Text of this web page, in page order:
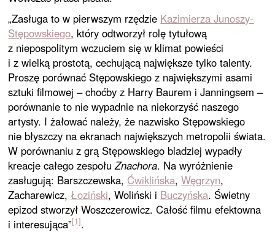
„Zasługa to w pierwszym rzędzie Kazimierza Junoszy-
Stępowskiego, który odtworzył rolę tytułową
z niepospolitym wczuciem się w klimat powieści
i z wielką prostotą, cechującą największe tylko talenty.
Proszę porównać Stępowskiego z największymi asami
sztuki filmowej – choćby z Harry Baurem i Janningsem –
porównanie to nie wypadnie na niekorzyść naszego
artysty. I żałować należy, że nazwisko Stępowskiego
nie błyszczy na ekranach największych metropolii świata.
W porównaniu z grą Stępowskiego bladziej wypadły
kreacje całego zespołuZnachora. Na wyróżnienie
zasługują: Barszczewska, Ćwiklińska,Węgrzyn,
Zacharewicz, Łoziński, Woliński i Buczyńska. Świetny
epizod stworzył Woszczerowicz. Całość filmu efektowna
i interesująca”[1].